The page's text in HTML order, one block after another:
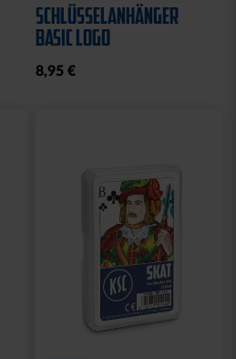
SCHLÜSSELANHÄNGER
BASIC LOGO
8,95 €